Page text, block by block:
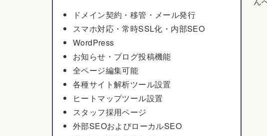
ドメイン契約・移管・メール発行
スマホ対応・常時SSL化・内部SEO
WordPress
お知らせ・ブログ投稿機能
全ページ編集可能
各種サイト解析ツール設置
ヒートマップツール設置
スタッフ採用ページ
外部SEOおよびローカルSEO